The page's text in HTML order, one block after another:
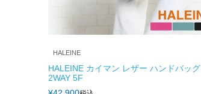
HALEINE
HALEINE カイマン レザー ハンドバッグ
2WAY 5F